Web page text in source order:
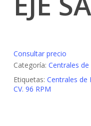
Consultar precio
Categoría: Centrales
Etiquetas: Centrales de
CV. 96 RPM